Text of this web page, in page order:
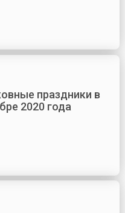
праздники в
2020 года